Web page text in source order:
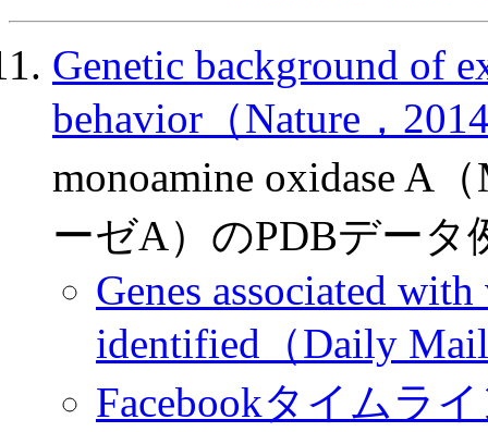
Genetic background of
behavior（Nature，
monoamine oxidase A
ーゼA）のPDBデータ
Genes associated
identified（Daily
Facebookタイムラ